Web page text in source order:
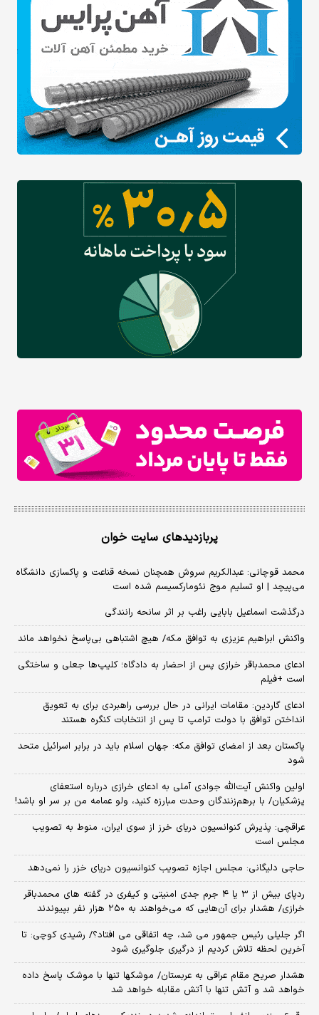
پربازدیدهای سایت خوان
محمد قوچانی: عبدالکریم سروش همچنان نسخه قناعت و پاکسازی دانشگاه
می‌پیچد | او تسلیم موج نئومارکسیسم شده است
درگذشت اسماعیل بابایی راغب بر اثر سانحه رانندگی
واکنش ابراهیم عزیزی به توافق مکه/ هیچ اشتباهی بی‌پاسخ نخواهد ماند
ادعای محمدباقر خرازی پس از احضار به دادگاه؛ کلیپ‌ها جعلی و ساختگی
است +فیلم
ادعای گاردین: مقامات ایرانی در حال بررسی راهبردی برای به تعویق
انداختن توافق با دولت ترامپ تا پس از انتخابات کنگره هستند
پاکستان بعد از امضای توافق مکه: جهان اسلام باید در برابر اسرائیل متحد
شود
اولین واکنش آیت‌الله جوادی آملی به ادعای خرازی درباره استعفای
پزشکیان/ با برهم‌زنندگان وحدت مبارزه کنید، ولو عمامه من بر سر او باشد!
عراقچی: پذیرش کنوانسیون دریای خرز از سوی ایران، منوط به تصویب
مجلس است
حاجی دلیگانی: مجلس اجازه تصویب کنوانسیون دریای خزر را نمی‌دهد
ردپای بیش از ۳ یا ۴ جرم جدی امنیتی و کیفری در گفته های محمدباقر
خرازی/ هشدار برای آن‌هایی که می‌خواهند به ۲۵۰ هزار نفر بپیوندند
اگر جلیلی رئیس جمهور می شد، چه اتفاقی می افتاد؟/ رشیدی کوچی: تا
آخرین لحظه تلاش کردیم از درگیری جلوگیری شود
هشدار صریح مقام عراقی به عربستان/ موشکها تنها با موشک پاسخ داده
خواهد شد و آتش تنها با آتش مقابله خواهد شد